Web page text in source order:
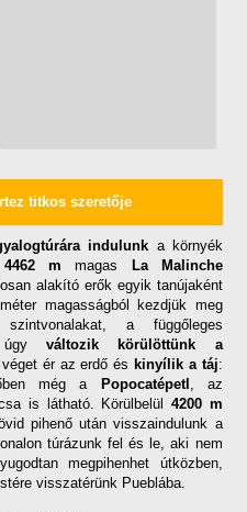
titkos szeretője
indulunk a környék
4462 m magas La Malinche
alakító erők egyik tanújaként
magasságból kezdjük meg
a függőleges
úgy változik körülöttünk a
ér az erdő és kinyílik a táj:
még a Popocatépetl , az
is látható. Körülbelül 4200 m
pihenő után visszaindulunk a
túrázunk fel és le, aki nem
megpihenhet útközben,
visszatérünk Pueblába.